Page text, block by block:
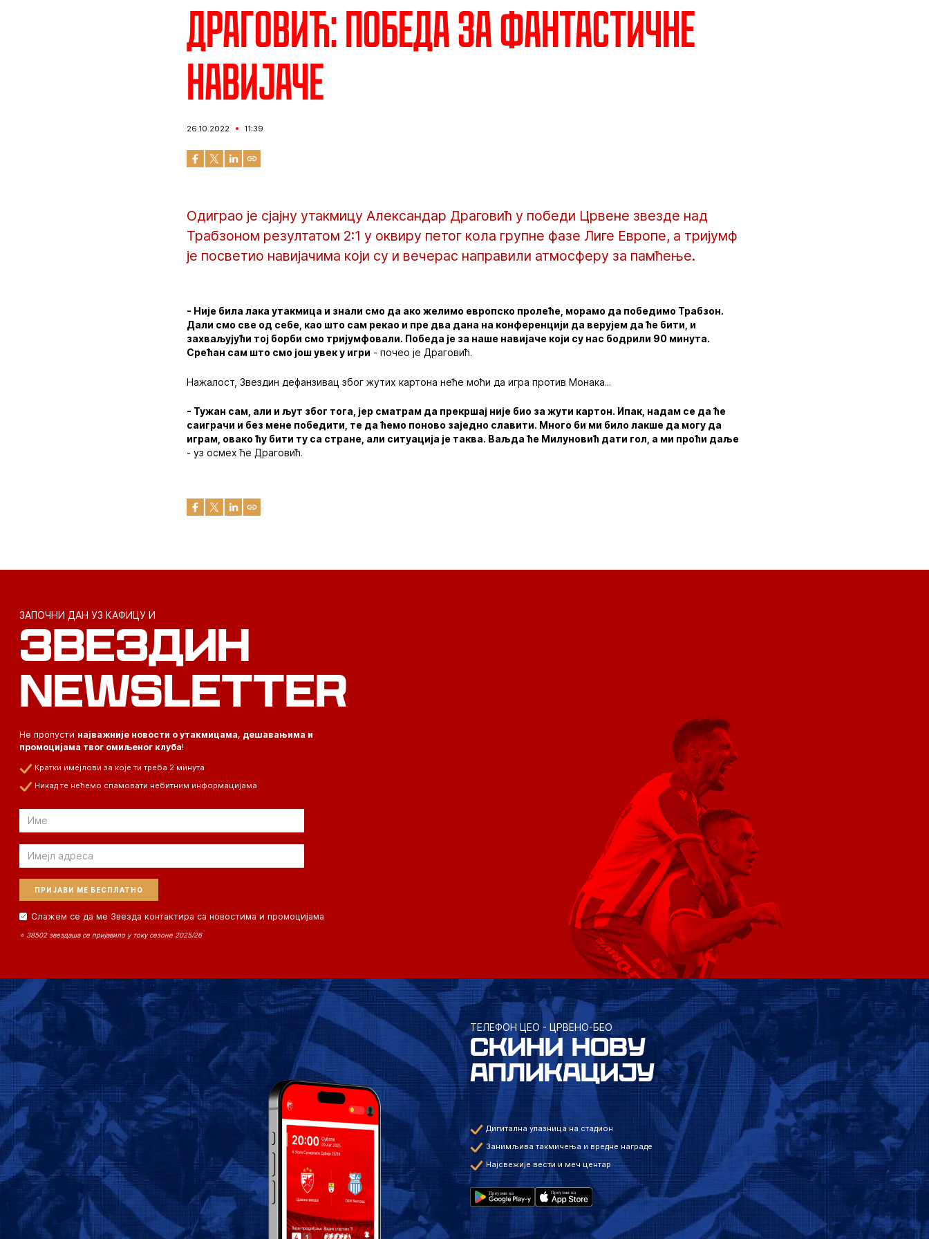
Драговић: Победа за фантастичне
навијаче
26.10.2022 11:39
Одиграо је сјајну утакмицу Александар Драговић у победи Црвене звезде над
Трабзоном резултатом 2:1 у оквиру петог кола групне фазе Лиге Европе, а тријумф
је посветио навијачима који су и вечерас направили атмосферу за памћење.
- Није била лака утакмица и знали смо да ако желимо европско пролеће, морамо да победимо Трабзон.
Дали смо све од себе, као што сам рекао и пре два дана на конференцији да верујем да ће бити, и
захваљујући тој борби смо тријумфовали. Победа је за наше навијаче који су нас бодрили 90 минута.
Срећан сам што смо још увек у игри - почео је Драговић.
Нажалост, Звездин дефанзивац због жутих картона неће моћи да игра против Монака...
- Тужан сам, али и љут због тога, јер сматрам да прекршај није био за жути картон. Ипак, надам се да ће
саиграчи и без мене победити, те да ћемо поново заједно славити. Много би ми било лакше да могу да
играм, овако ћу бити ту са стране, али ситуација је таква. Ваљда ће Милуновић дати гол, а ми проћи даље
- уз осмех ће Драговић.
ЗАПОЧНИ ДАН УЗ КАФИЦУ И
ЗВЕЗДИН
NEWSLETTER
Не пропусти најважније новости о утакмицама, дешавањима и
промоцијама твог омиљеног клуба!
Кратки имејлови за које ти треба 2 минута
Никад те нећемо спамовати небитним информацијама
Email
Email
Слажем се да ме Звезда контактира са новостима и промоцијама
⭐ 38502 звездаша се пријавило у току сезоне 2025/26
ТЕЛЕФОН ЦЕО - ЦРВЕНО-БЕО
СКИНИ НОВУ
АПЛИКАЦИЈУ
Дигитална улазница на стадион
Занимљива такмичења и вредне награде
Најсвежије вести и меч центар